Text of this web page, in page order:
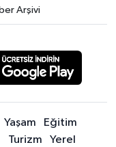
Arşivi
Yaşam
Eğitim
Turizm Yerel